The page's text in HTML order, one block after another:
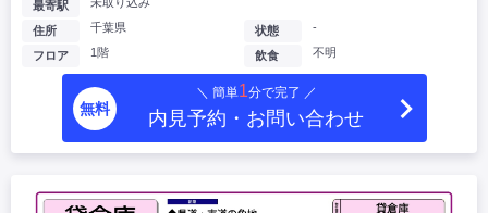
最寄駅
住所 千葉県
フロア 1階
状態 -
飲食 不明
無料
＼ 簡単1分で完了 ／
内見予約・お問い合わせ